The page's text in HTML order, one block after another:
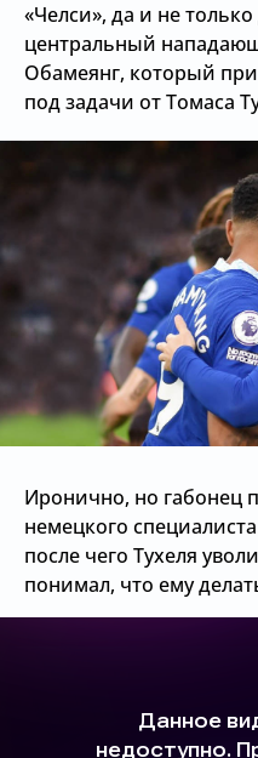
«Челси», да и не
центральный
Обамеянг, который
под задачи от Томаса
Иронично, но габонец
немецкого
после чего Тухеля
понимал, что ему
О сайте
Контакты